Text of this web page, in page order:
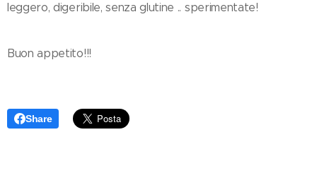
leggero, digeribile, senza glutine .. sperimentate!
Buon appetito!!!
Share